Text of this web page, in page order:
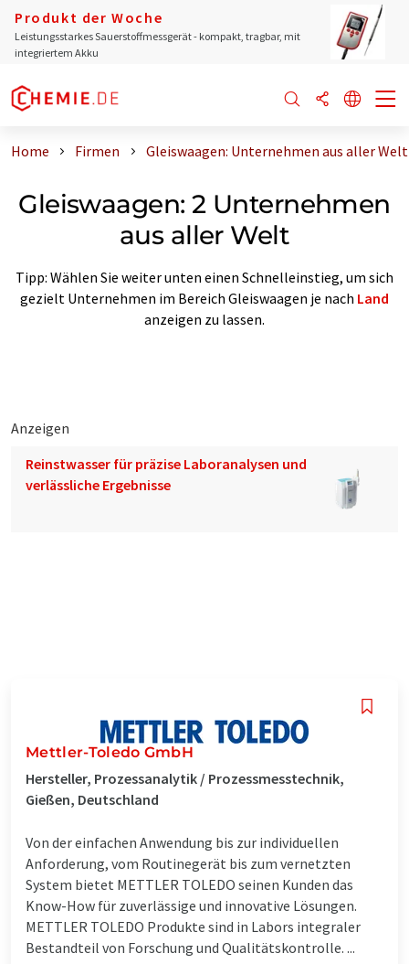
Produkt der Woche
Leistungsstarkes Sauerstoffmessgerät - kompakt, tragbar, mit
integriertem Akku
Home Firmen Gleiswaagen: Unternehmen aus aller Welt
Gleiswaagen: 2 Unternehmen
aus aller Welt
Tipp: Wählen Sie weiter unten einen Schnelleinstieg, um sich
gezielt Unternehmen im Bereich Gleiswaagen je nach Land
anzeigen zu lassen.
Anzeigen
Reinstwasser für präzise Laboranalysen und
verlässliche Ergebnisse
Mettler-Toledo GmbH
Hersteller, Prozessanalytik / Prozessmesstechnik,
Gießen, Deutschland
Von der einfachen Anwendung bis zur individuellen
Anforderung, vom Routinegerät bis zum vernetzten
System bietet METTLER TOLEDO seinen Kunden das
Know-How für zuverlässige und innovative Lösungen.
METTLER TOLEDO Produkte sind in Labors integraler
Bestandteil von Forschung und Qualitätskontrolle. ...